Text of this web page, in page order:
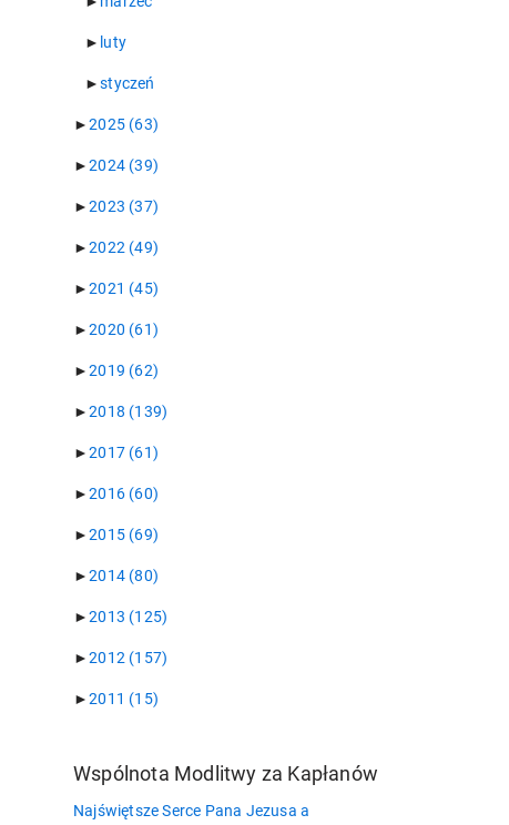
► luty
►styczeń
►2025 (63)
►2024 (39)
►2023 (37)
►2022 (49)
►2021 (45)
►2020 (61)
►2019 (62)
►2018 (139)
►2017 (61)
►2016 (60)
►2015 (69)
►2014 (80)
►2013 (125)
►2012 (157)
►2011 (15)
Wspólnota Modlitwy za Kapłanów
Najświętsze Serce Pana Jezusa a